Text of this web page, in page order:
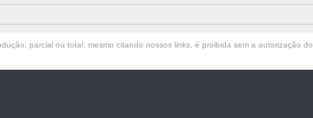
parcial ou total, mesmo citando nossos links, é proibida sem a autorização